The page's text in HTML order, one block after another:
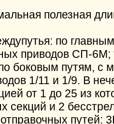
полезная
по
приводов СП-6М;
боковым путям, с
1/11 и 1/9. В
от 1 до 25 из
секций и 2
путей: